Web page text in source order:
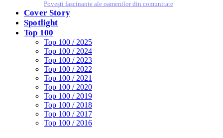
Povești fascinante ale oamenilor din comunitate
Cover Story
Spotlight
Top 100
Top 100 / 2025
Top 100 / 2024
Top 100 / 2023
Top 100 / 2022
Top 100 / 2021
Top 100 / 2020
Top 100 / 2019
Top 100 / 2018
Top 100 / 2017
Top 100 / 2016